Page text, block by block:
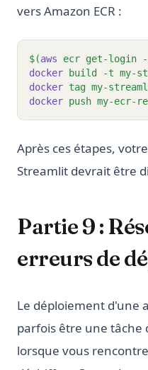
vers Amazon ECR :
$(aws ecr get-login
docker
build -t my-
docker tag my-
docker push my-ecr-
Après ces étapes,
Streamlit devrait être
Partie 9 :
erreurs de
Le déploiement d'une
parfois être une
lorsque vous